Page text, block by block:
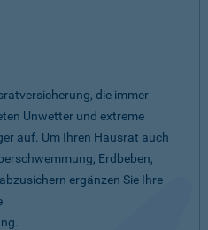
die immer
Unwetter und extreme
auf. Um Ihren Hausrat auch
Erdbeben,
ergänzen Sie Ihre